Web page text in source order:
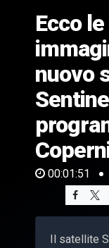
51
seconds
Ecco
nuovo
00:01:51
Il satellite